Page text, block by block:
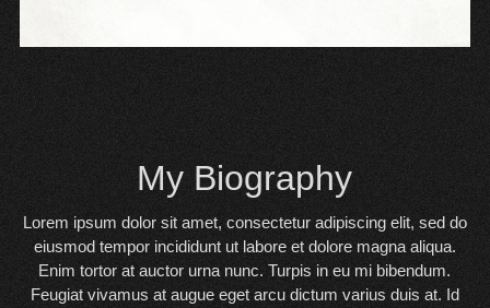
My Biography
Lorem ipsum dolor sit amet, consectetur adipiscing elit, sed do
eiusmod tempor incididunt ut labore et dolore magna aliqua.
Enim tortor at auctor urna nunc. Turpis in eu mi bibendum.
Feugiat vivamus at augue eget arcu dictum varius duis at. Id